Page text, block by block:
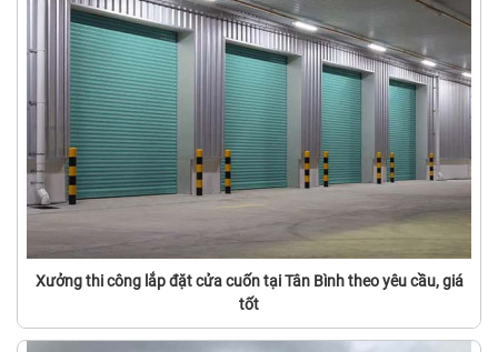
Xưởng thi công lắp đặt cửa cuốn tại Tân Bình theo yêu cầu, giá
tốt